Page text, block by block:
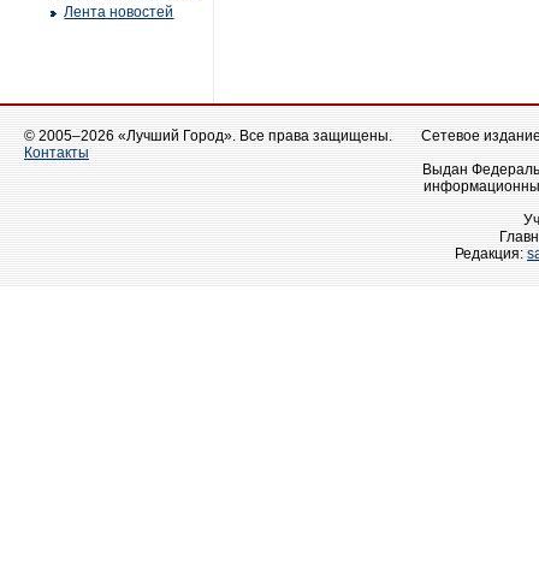
Лента новостей
© 2005–2026 «Лучший Город». Все права защищены.
Контакты
Сетевое
Выдан
Редакция: